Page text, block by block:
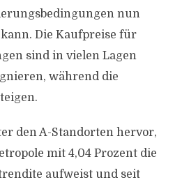
nun
Die Kaufpreise für
sind in vielen Lagen
während die
den A-Standorten hervor,
mit 4,04 Prozent die
aufweist und seit